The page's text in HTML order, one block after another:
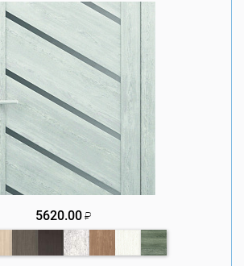
5620.00 ₽